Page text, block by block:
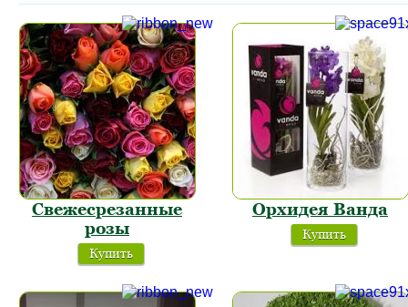
Свежесрезанные
розы
Купить
Орхидея Ванда
Купить